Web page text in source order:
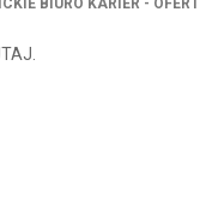
BIURO KARIER -